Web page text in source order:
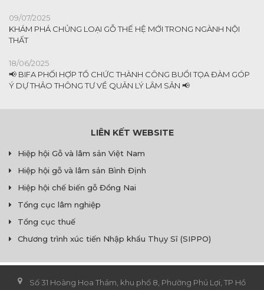
09/07/2025
KHÁM PHÁ CHỦNG LOẠI GỖ THẾ HỆ MỚI TRONG NGÀNH NỘI
THẤT
18/06/2025
📢 BIFA PHỐI HỢP TỔ CHỨC THÀNH CÔNG BUỔI TỌA ĐÀM GÓP
Ý DỰ THẢO THÔNG TƯ VỀ QUẢN LÝ LÂM SẢN 📢
LIÊN KẾT WEBSITE
Hiệp hội Gỗ và lâm sản Việt Nam
Hiệp hội gỗ và lâm sản Bình Định
Hiệp hội chế biến gỗ Đồng Nai
Tổng cục lâm nghiệp
Tổng cục thuế
Chương trình xúc tiến Nhập khẩu Thụy Sĩ (SIPPO)
Số 31 Hoàng Hoa Thám, khu phố 8, Phường Phú Lợi, TP Hồ